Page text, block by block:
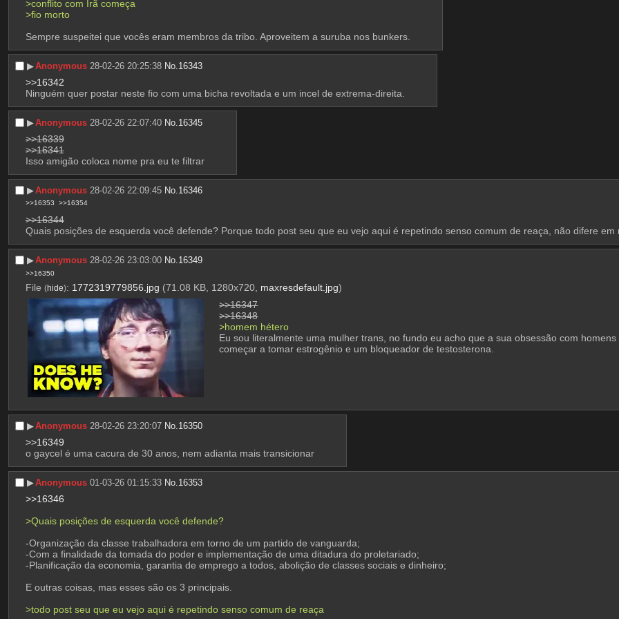
>conflito com Irã começa
>fio morto
Sempre suspeitei que vocês eram membros da tribo. Aproveitem a suruba nos bunkers.
▶︎Anonymous 28-02-26 20:25:38 No. 16343
>>16342
Ninguém quer postar neste fio com uma bicha revoltada e um incel de extrema-direita.
▶︎Anonymous 28-02-26 22:07:40 No. 16345
>>16339
>>16341
Isso amigão coloca nome pra eu te filtrar
▶︎Anonymous 28-02-26 22:09:45 No. 16346
>>16353 >>16354
>>16344
Quais posições de esquerda você defende? Porque todo post seu que eu vejo aqui é repetindo senso comum de reaça, não difere em
▶︎Anonymous 28-02-26 23:03:00 No.16349
>>16350
File (hide): 1772319779856.jpg (71.08 KB, 1280x720, maxresdefault.jpg)
>>16347
>>16348
>homem hétero
Eu sou literalmente uma mulher trans, no fundo eu acho que a sua obsessão com
começar a tomar estrogênio e um bloqueador de testosterona.
▶︎Anonymous 28-02-26 23:20:07 No.16350
>>16349
o gaycel é uma cacura de 30 anos, nem adianta mais transicionar
▶︎Anonymous 01-03-26 01:15:33 No.16353
>>16346
>Quais posições de esquerda você defende?
-Organização da classe trabalhadora em torno de um partido de vanguarda;
-Com a finalidade da tomada do poder e implementação de uma ditadura do proletariado;
-Planificação da economia, garantia de emprego a todos, abolição de classes sociais e dinheiro;
E outras coisas, mas esses são os 3 principais.
>todo post seu que eu vejo aqui é repetindo senso comum de reaça